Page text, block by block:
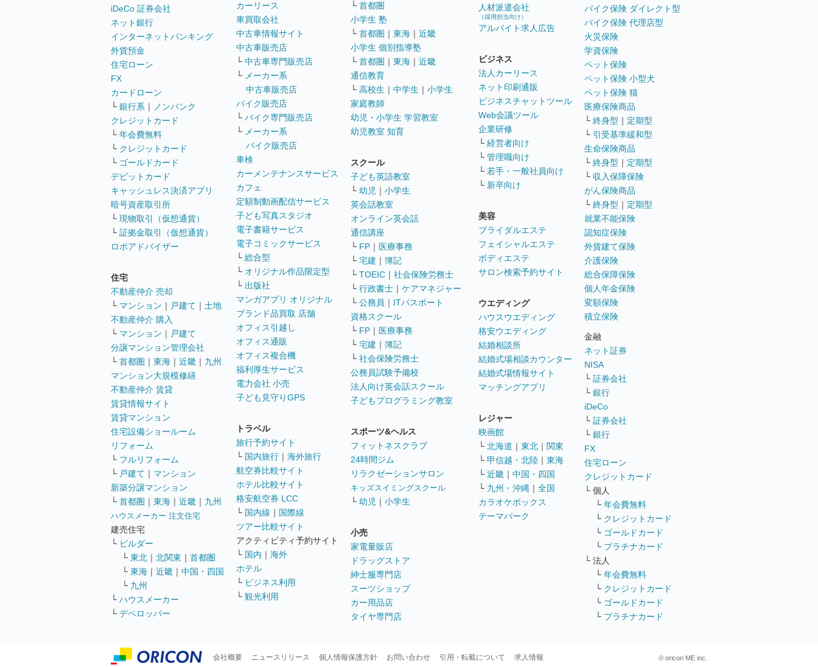
iDeCo 証券会社
ネット銀行
インターネットバンキング
外貨預金
住宅ローン
FX
カードローン
└ 銀行系 ｜
ノンバンク
クレジットカード
└ 年会費無料
└ クレジットカード
└ ゴールドカード
デビットカード
キャッシュレス決済アプリ
暗号資産取引所
└ 現物取引（仮想通貨）
└ 証拠金取引（仮想通貨）
ロボアドバイザー
住宅
不動産仲介 売却
└ マンション ｜ 戸建て ｜ 土地
不動産仲介 購入
└ マンション ｜ 戸建て
分譲マンション管理会社
└ 首都圏 ｜ 東海 ｜ 近畿 ｜ 九州
マンション大規模修繕
不動産仲介 賃貸
賃貸情報サイト
賃貸マンション
住宅設備ショールーム
リフォーム
└ フルリフォーム
└ 戸建て ｜ マンション
新築分譲マンション
└ 首都圏 ｜ 東海 ｜ 近畿 ｜ 九州
ハウスメーカー 注文住宅
建売住宅
└ ビルダー
└ 東北 ｜ 北関東 ｜ 首都圏
└ 東海 ｜ 近畿 ｜ 中国・四国
└ 九州
└ ハウスメーカー
└ デベロッパー
カーリース
車買取会社
中古車情報サイト
中古車販売店
└ 中古車専門販売店
└ メーカー系
中古車販売店
バイク販売店
└ バイク専門販売店
└ メーカー系
バイク販売店
車検
カーメンテナンスサービス
カフェ
定額制動画配信サービス
子ども写真スタジオ
電子書籍サービス
電子コミックサービス
└ 総合型
└ オリジナル作品限定型
└ 出版社
マンガアプリ オリジナル
ブランド品買取 店舗
オフィス引越し
オフィス通販
オフィス複合機
福利厚生サービス
電力会社 小売
子ども見守りGPS
トラベル
旅行予約サイト
└ 国内旅行 ｜ 海外旅行
航空券比較サイト
ホテル比較サイト
格安航空券 LCC
└ 国内線 ｜ 国際線
ツアー比較サイト
アクティビティ予約サイト
└ 国内 ｜ 海外
ホテル
└ ビジネス利用
└ 観光利用
└ 首都圏
小学生 塾
└ 首都圏 ｜ 東海 ｜ 近畿
小学生 個別指導塾
└ 首都圏 ｜ 東海 ｜ 近畿
通信教育
└ 高校生 ｜ 中学生 ｜ 小学生
家庭教師
幼児・小学生 学習教室
幼児教室 知育
スクール
子ども英語教室
└ 幼児 ｜ 小学生
英会話教室
オンライン英会話
通信講座
└ FP ｜ 医療事務
└ 宅建 ｜ 簿記
└ TOEIC ｜ 社会保険労務士
└ 行政書士 ｜ ケアマネジャー
└ 公務員 ｜ ITパスポート
資格スクール
└ FP ｜ 医療事務
└ 宅建 ｜ 簿記
└ 社会保険労務士
公務員試験予備校
法人向け英会話スクール
子どもプログラミング教室
スポーツ&ヘルス
フィットネスクラブ
24時間ジム
リラクゼーションサロン
キッズスイミングスクール
└ 幼児 ｜ 小学生
小売
家電量販店
ドラッグストア
紳士服専門店
スーツショップ
カー用品店
タイヤ専門店
人材派遣会社
（採用担当向け）
アルバイト求人広告
ビジネス
法人カーリース
ネット印刷通販
ビジネスチャットツール
Web会議ツール
企業研修
└ 経営者向け
└ 管理職向け
└ 若手・一般社員向け
└ 新卒向け
美容
ブライダルエステ
フェイシャルエステ
ボディエステ
サロン検索予約サイト
ウエディング
ハウスウエディング
格安ウエディング
結婚相談所
結婚式場相談カウンター
結婚式場情報サイト
マッチングアプリ
レジャー
映画館
└ 北海道 ｜ 東北 ｜ 関東
└ 甲信越・北陸 ｜ 東海
└ 近畿 ｜ 中国・四国
└ 九州・沖縄 ｜ 全国
カラオケボックス
テーマパーク
バイク保険 ダイレクト型
バイク保険 代理店型
火災保険
学資保険
ペット保険
ペット保険 小型犬
ペット保険 猫
医療保険商品
└ 終身型 ｜ 定期型
└ 引受基準緩和型
生命保険商品
└ 終身型 ｜ 定期型
└ 収入保障保険
がん保険商品
└ 終身型 ｜ 定期型
就業不能保険
認知症保険
外貨建て保険
介護保険
総合保障保険
個人年金保険
変額保険
積立保険
金融
ネット証券
NISA
└ 証券会社
└ 銀行
iDeCo
└ 証券会社
└ 銀行
FX
住宅ローン
クレジットカード
└ 個人
└ 年会費無料
└ クレジットカード
└ ゴールドカード
└ プラチナカード
└ 法人
└ 年会費無料
└ クレジットカード
└ ゴールドカード
└ プラチナカード
会社概要 ニュースリリース 個人情報保護方針 お問い合わせ 引用・転載について 求人情報 © oricon ME inc.